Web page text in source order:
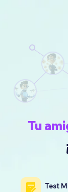
Tu
Test